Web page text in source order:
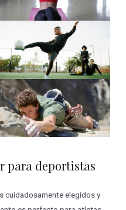
para deportistas
cuidadosamente elegidos y